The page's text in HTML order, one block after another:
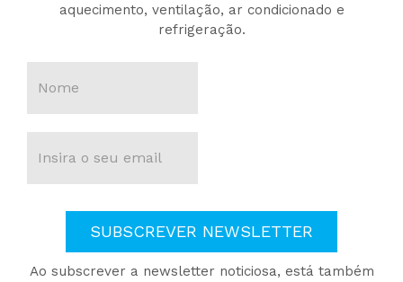
aquecimento, ventilação, ar condicionado e
refrigeração.
SUBSCREVER NEWSLETTER
Ao subscrever a newsletter noticiosa, está também